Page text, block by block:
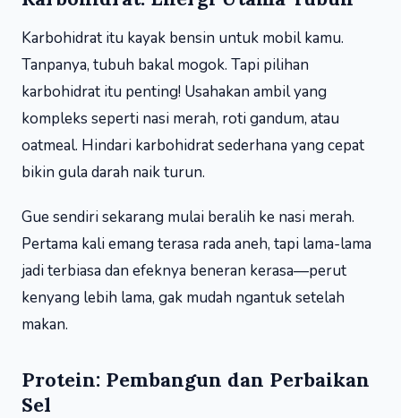
Karbohidrat itu kayak bensin untuk mobil kamu.
Tanpanya, tubuh bakal mogok. Tapi pilihan
karbohidrat itu penting! Usahakan ambil yang
kompleks seperti nasi merah, roti gandum, atau
oatmeal. Hindari karbohidrat sederhana yang cepat
bikin gula darah naik turun.
Gue sendiri sekarang mulai beralih ke nasi merah.
Pertama kali emang terasa rada aneh, tapi lama-lama
jadi terbiasa dan efeknya beneran kerasa—perut
kenyang lebih lama, gak mudah ngantuk setelah
makan.
Protein: Pembangun dan Perbaikan
Sel